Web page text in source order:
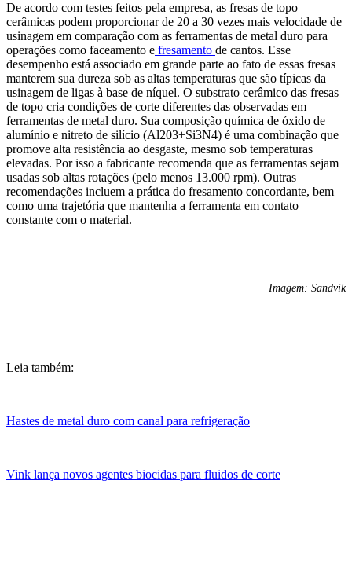
De acordo com testes feitos pela empresa, as fresas de topo
cerâmicas podem proporcionarde 20 a 30 vezes mais velocidade de
usinagem em comparação com as ferramentas de metal duro para
operações como faceamento e fresamento de cantos. Esse
desempenho está associado em grande parte ao fato de essas fresas
manterem sua dureza sob as altas temperaturas que são típicas da
usinagem de ligas à base de níquel. O substrato cerâmico das fresas
de topo cria condições de corte diferentes das observadas em
ferramentas de metal duro. Sua composição química de óxido de
alumínio e nitreto de silício (Al203+Si3N4) é uma combinação que
promove alta resistência ao desgaste, mesmo sob temperaturas
elevadas. Por isso a fabricante recomenda que as ferramentas sejam
usadas sob altas rotações (pelo menos 13.000 rpm). Outras
recomendações incluem a prática do fresamento concordante, bem
como uma trajetória que mantenha a ferramenta em contato
constante com o material.
Imagem: Sandvik
Leia também:
Hastes de metal duro com canal para refrigeração
Vink lança novos agentes biocidas para fluidos de corte